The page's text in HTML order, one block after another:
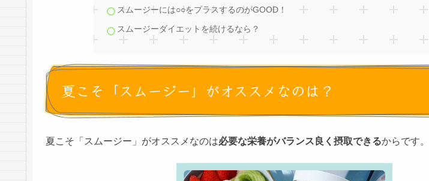
スムージーには○○をプラスするのがGOOD！
スムージーダイエットを続けるなら？
夏こそ「スムージー」がオススメなのは？
夏こそ「スムージー」がオススメなのは必要な栄養がバランス良く摂取できるからです。